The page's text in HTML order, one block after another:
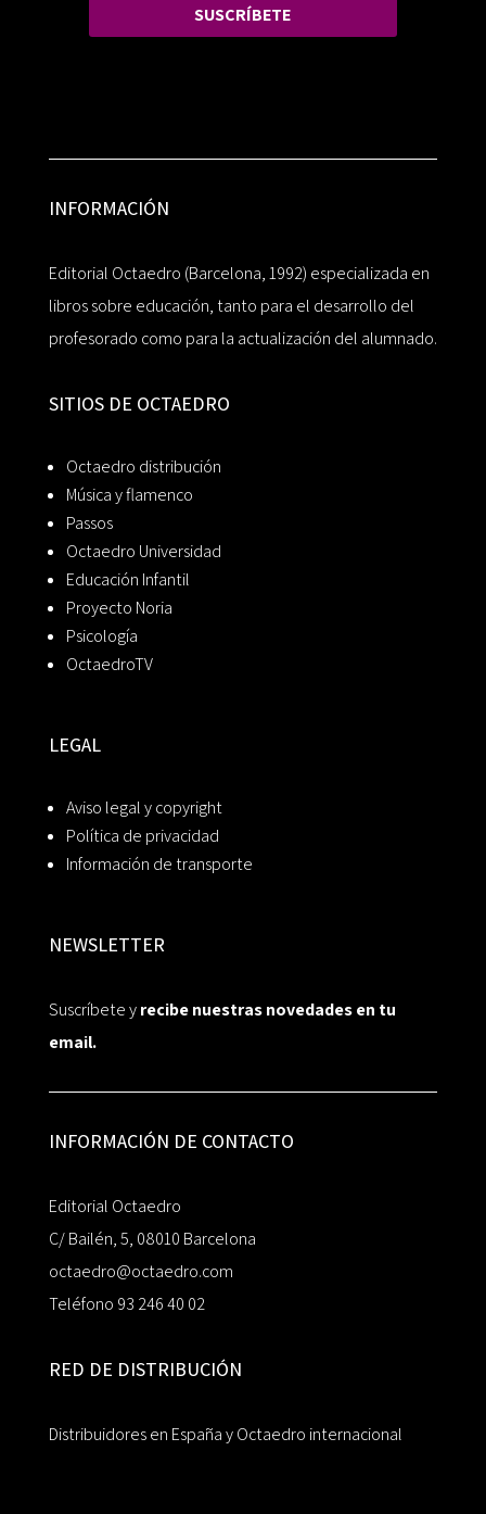
SUSCRÍBETE
INFORMACIÓN
Editorial Octaedro (Barcelona, 1992) especializada en
libros sobre educación, tanto para el desarrollo del
profesorado como para la actualización del alumnado.
SITIOS DE OCTAEDRO
Octaedro distribución
Música y flamenco
Passos
Octaedro Universidad
Educación Infantil
Proyecto Noria
Psicología
OctaedroTV
LEGAL
Aviso legal y copyright
Política de privacidad
Información de transporte
NEWSLETTER
Suscríbete yrecibe nuestras novedades en tu
email.
INFORMACIÓN DE CONTACTO
Editorial Octaedro
C/ Bailén, 5, 08010 Barcelona
octaedro@octaedro.com
Teléfono 93 246 40 02
RED DE DISTRIBUCIÓN
Distribuidores en España y Octaedro internacional